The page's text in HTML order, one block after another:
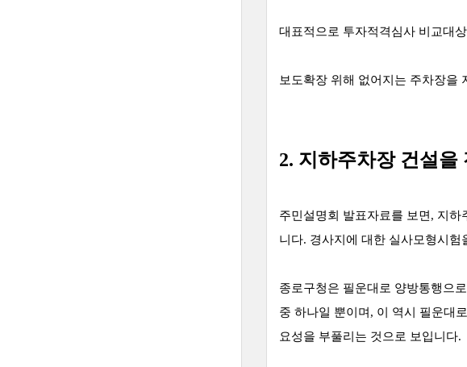
대표적으로 투자적격심사 비교대
보도확장 위해 없어지는 주차장을
2. 지하주차장 건설을
주민설명회 발표자료를 보면, 지
니다. 경사지에 대한 실사모형시
종로구청은 필운대로 양방통행으
중 하나일 뿐이며, 이 역시 필운대
요성을 부풀리는 것으로 보입니다.